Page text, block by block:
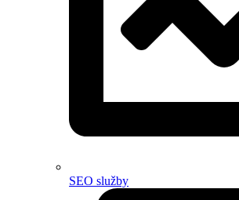
SEO služby